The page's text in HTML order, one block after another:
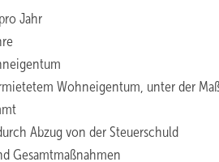
Jahr
Wohneigentum, unter der
Abzug von der Steuerschuld
Gesamtmaßnahmen